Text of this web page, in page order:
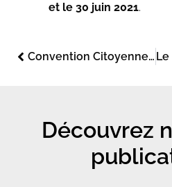
et le 30 juin 2021.
Convention Citoyenne pour le Climat et rénovation énergétique obligatoire.
Découvrez